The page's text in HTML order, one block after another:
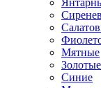
Мятные
Золотые
Синие